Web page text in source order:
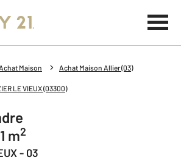
Maison Achat Maison Allier (03)
LE VIEUX (03300)
m2
- 03